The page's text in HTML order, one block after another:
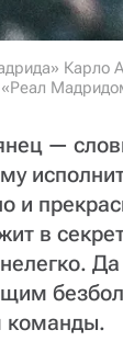
Карло
—
и
в
команды.